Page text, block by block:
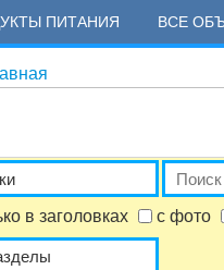
ПИТАНИЯ ВСЕ
в заголовках с фото